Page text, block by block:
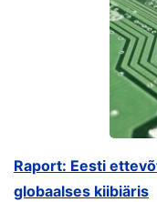
Raport: Eesti
globaalses kiibiäris